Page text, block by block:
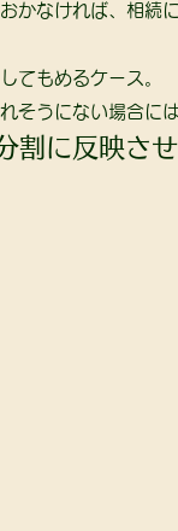
かなければ、相続
てもめるケース。
そうにない場合に
割に反映さ